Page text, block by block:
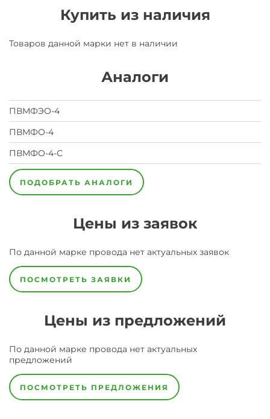
Купить из наличия
Товаров данной марки нет в наличии
Аналоги
ПВМФЭО-4
ПВМФО-4
ПВМФО-4-С
ПОДОБРАТЬ АНАЛОГИ
Цены из заявок
По данной марке провода нет актуальных заявок
ПОСМОТРЕТЬ ЗАЯВКИ
Цены из предложений
По данной марке провода нет актуальных
предложений
ПОСМОТРЕТЬ ПРЕДЛОЖЕНИЯ